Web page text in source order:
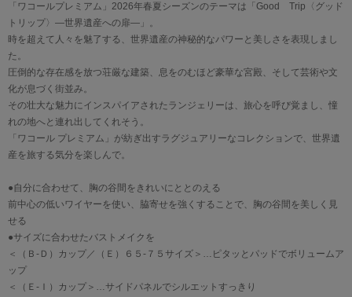
「ワコールプレミアム」2026年春夏シーズンのテーマは「Good Trip〈グッド
トリップ〉―世界遺産への扉―」。
時を超えて人々を魅了する、世界遺産の神秘的なパワーと美しさを表現しまし
た。
圧倒的な存在感を放つ荘厳な建築、息をのむほど豪華な宮殿、そして芸術や文
化が息づく街並み。
その壮大な魅力にインスパイアされたランジェリーは、旅心を呼び覚まし、憧
れの地へと連れ出してくれそう。
「ワコール プレミアム」が紡ぎ出すラグジュアリーなコレクションで、世界遺
産を旅する気分を楽しんで。
●自分に合わせて、胸の谷間をきれいにととのえる
前中心の低いワイヤーを使い、脇寄せを強くすることで、胸の谷間を美しく見
せる
●サイズに合わせたバストメイクを
＜（Ｂ-Ｄ）カップ／（Ｅ）６５-７５サイズ＞…ピタッとパッドでボリュームア
ップ
＜（Ｅ-Ｉ）カップ＞…サイドパネルでシルエットすっきり